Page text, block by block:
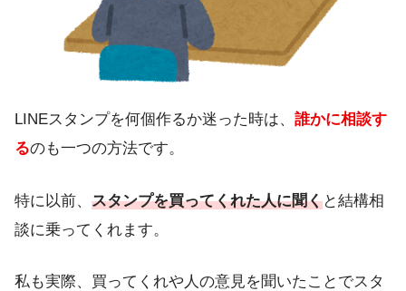
LINEスタンプを何個作るか迷った時は、 誰かに相談す
るのも一つの方法です。
特に以前、 スタンプを買ってくれた人に聞くと結構相
談に乗ってくれます。
私も実際、買ってくれや人の意見を聞いたことでスタ